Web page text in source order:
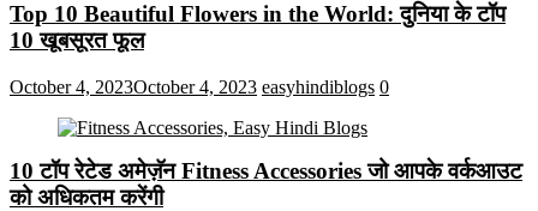
Top 10 Beautiful Flowers in the World: दुनिया के टॉप
10 खूबसूरत फूल
October 4, 2023October 4, 2023 easyhindiblogs 0
10 टॉप रेटेड अमेज़ॅन Fitness Accessories जो आपके वर्कआउट
को अधिकतम करेंगी